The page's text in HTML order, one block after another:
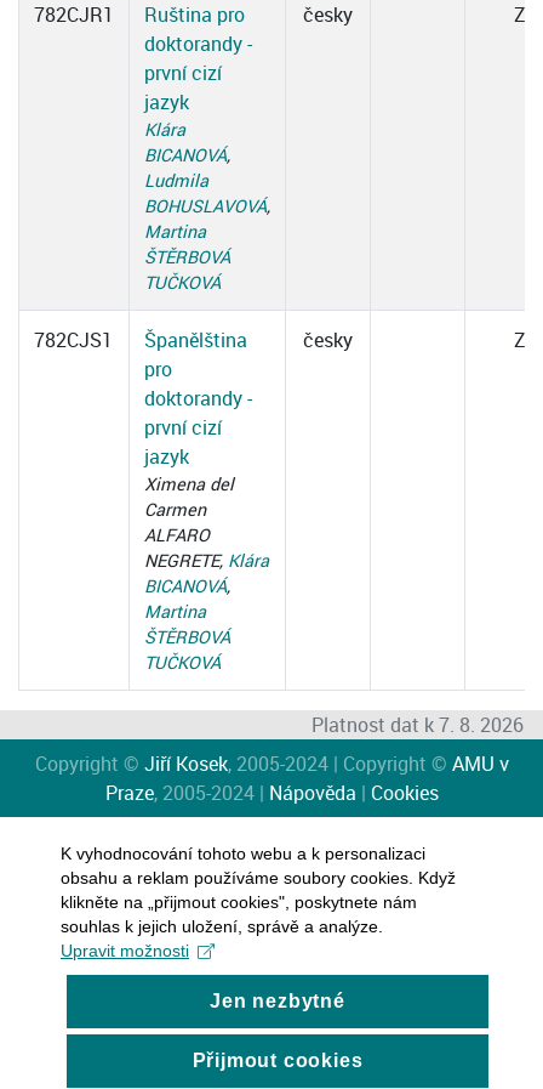
782CJR1
Ruština pro
doktorandy -
první cizí
jazyk
Klára
BICANOVÁ,
Ludmila
BOHUSLAVOVÁ,
Martina
ŠTĚRBOVÁ
TUČKOVÁ
česky ZK
782CJS1
Španělština
pro
doktorandy -
první cizí
jazyk
Ximena del
Carmen
ALFARO
NEGRETE, Klára
BICANOVÁ,
Martina
ŠTĚRBOVÁ
TUČKOVÁ
česky ZK
Platnost dat k 7. 8. 2026
Copyright © Jiří Kosek, 2005-2024 | Copyright © AMU v
Praze, 2005-2024 | Nápověda | Cookies
K vyhodnocování tohoto webu a k personalizaci
obsahu a reklam používáme soubory cookies. Když
klikněte na „přijmout cookies", poskytnete nám
souhlas k jejich uložení, správě a analýze.
Upravit možnosti
Jen nezbytné
Přijmout cookies